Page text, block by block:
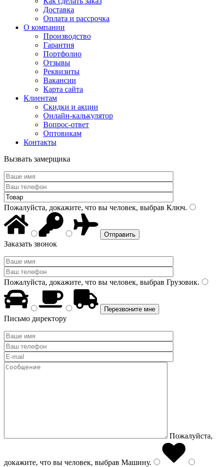
Доставка
Оплата и рассрочка
О компании
Производство
Гарантия
Портфолио
Отзывы
Реквизиты
Вакансии
Карта сайта
Клиентам
Скидки и акции
Онлайн-калькулятор
Вопрос-ответ
Оптовикам
Контакты
Вызвать замерщика
Пожалуйста, докажите, что вы человек, выбрав Ключ.
Заказать звонок
Пожалуйста, докажите, что вы человек, выбрав Грузовик.
Письмо директору
Пожалуйста,
докажите, что вы человек, выбрав Машину.